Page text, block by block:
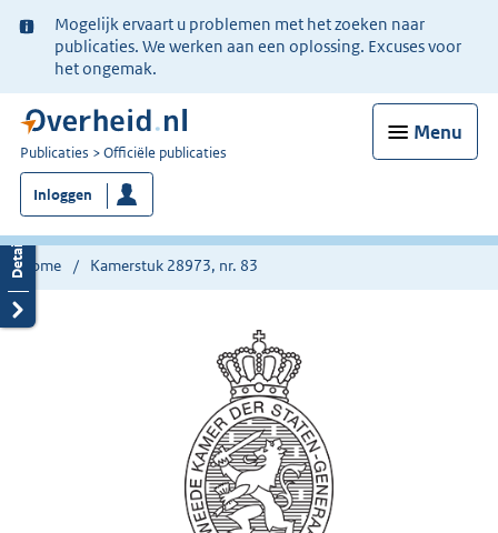
Ter
informatie:
Mogelijk ervaart u problemen met het zoeken naar
publicaties. We werken aan een oplossing. Excuses voor
het ongemak.
Menu
U
bent
nu
hier:
Publicaties Officiële publicaties
Inloggen
Home Kamerstuk 28973, nr. 83